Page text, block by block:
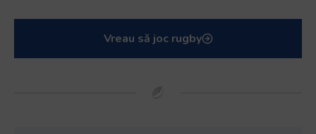
Vreau să joc rugby